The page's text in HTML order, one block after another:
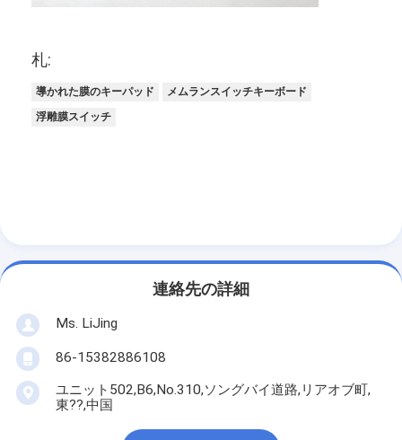
札:
導かれた膜のキーパッド
メムランスイッチキーボード
浮雕膜スイッチ
連絡先の詳細
Ms. LiJing
86-15382886108
ユニット502,B6,No.310,ソングバイ道路,リアオブ町,
東??,中国